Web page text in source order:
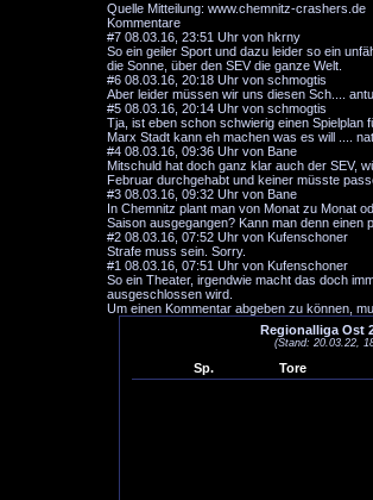
Quelle Mitteilung: www.chemnitz-crashers.de
Kommentare
#7 08.03.16, 23:51 Uhr von hkrny
So ein geiler Sport und dazu leider so ein
die Sonne, über den SEV die ganze Welt.
#6 08.03.16, 20:18 Uhr von schmogtis
Aber leider müssen wir uns diesen Sch....
#5 08.03.16, 20:14 Uhr von schmogtis
Tja, ist eben schon schwierig einen Spielplan
Marx Stadt kann eh machen was es will ....
#4 08.03.16, 09:36 Uhr von Bane
Mitschuld hat doch ganz klar auch der SEV,
Februar durchgehabt und keiner müsste
#3 08.03.16, 09:32 Uhr von Bane
In Chemnitz plant man von Monat zu Monat
Saison ausgegangen? Kann man denn einen
#2 08.03.16, 07:52 Uhr von Kufenschoner
Strafe muss sein. Sorry.
#1 08.03.16, 07:51 Uhr von Kufenschoner
So ein Theater, irgendwie macht das doch
ausgeschlossen wird.
Um einen Kommentar abgeben zu können,
Regionalliga Ost
(Stand: 20.03.22,
Sp. Tore